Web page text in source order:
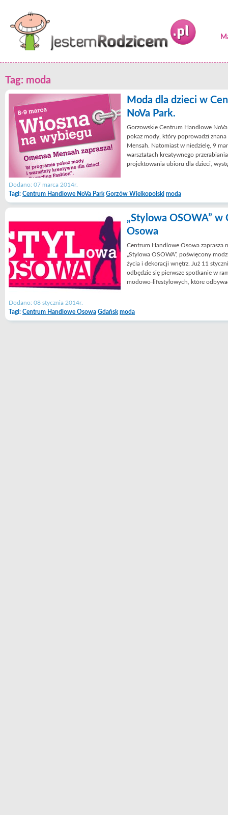
Tag: moda
Moda dla dzieci w
NoVa Park.
Gorzowskie Centrum Handlowe
pokaz mody, który poprowadzi
Mensah. Natomiast w niedzielę, 9
warsztatach kreatywnego
projektowania ubioru dla dzieci,
Dodano: 07 marca 2014r.
Tagi: Centrum Handlowe NoVa Park Gorzów Wielkopolski moda
„Stylowa OSOWA”
Osowa
Centrum Handlowe Osowa zaprasza
„Stylowa OSOWA”, poświęcony
życia i dekoracji wnętrz. Już 11
odbędzie się pierwsze spotkanie w
modowo-lifestylowych, które
Dodano: 08 stycznia 2014r.
Tagi: Centrum Handlowe Osowa Gdańsk moda